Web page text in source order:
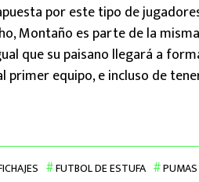
por este tipo de
Montaño es parte de la
que su paisano llegará a
primer equipo, e incluso de
FUTBOL DE ESTUFA PUMAS